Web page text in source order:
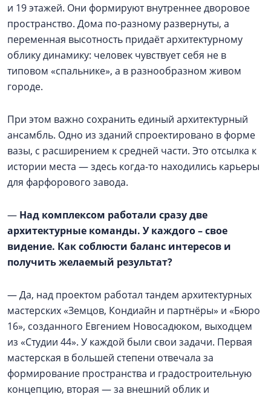
и 19 этажей. Они формируют внутреннее дворовое
пространство. Дома по-разному развернуты, а
переменная высотность придаёт архитектурному
облику динамику: человек чувствует себя не в
типовом «спальнике», а в разнообразном живом
городе.
При этом важно сохранить единый архитектурный
ансамбль. Одно из зданий спроектировано в форме
вазы, с расширением к средней части. Это отсылка к
истории места — здесь когда-то находились карьеры
для фарфорового завода.
— Над комплексом работали сразу две
архитектурные команды. У каждого – свое
видение. Как соблюсти баланс интересов и
получить желаемый результат?
— Да, над проектом работал тандем архитектурных
мастерских «Земцов, Кондиайн и партнёры» и «Бюро
16», созданного Евгением Новосадюком, выходцем
из «Студии 44». У каждой были свои задачи. Первая
мастерская в большей степени отвечала за
формирование пространства и градостроительную
концепцию, вторая — за внешний облик и